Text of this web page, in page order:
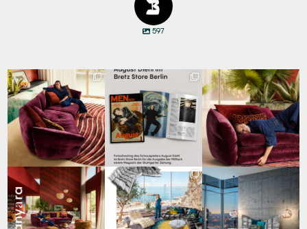
597
Manyara vereint
Freiheit und
Geborgenheit....
96 3
Zwischen Charakter
und Design:
Schauspieler August...
45 7
Den Kopf anlehnen. Die
Gedanken auf Reisen...
72 2
Manyara. Inspiriert von
der Weite Afrikas....
59 2
Für jeden Lieblingsplatz
die passende Cloud.
☁️...
64 1
Cloud 7 – nicht nur zum
Sitzen, sondern auch
zum...
151 3